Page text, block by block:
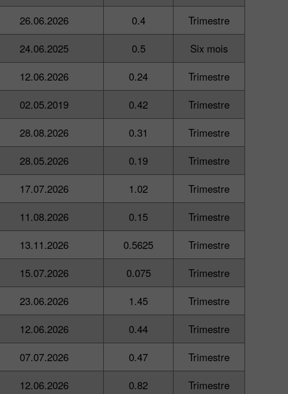
26.06.2026 0.4
Trimestre
24.06.2025 0.5
Six mois
12.06.2026 0.24
Trimestre
02.05.2019 0.42
Trimestre
28.08.2026 0.31
Trimestre
28.05.2026 0.19
Trimestre
17.07.2026 1.02
Trimestre
11.08.2026 0.15
Trimestre
13.11.2026 0.5625
Trimestre
15.07.2026 0.075
Trimestre
23.06.2026 1.45
Trimestre
12.06.2026 0.44
Trimestre
07.07.2026 0.47
Trimestre
12.06.2026 0.82 Trimestre